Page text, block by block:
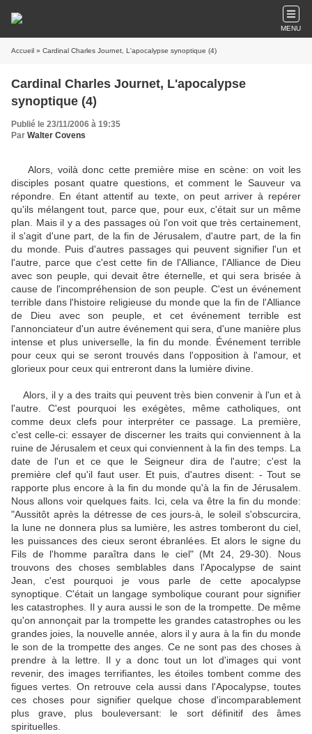
MENU
Accueil » Cardinal Charles Journet, L'apocalypse synoptique (4)
Cardinal Charles Journet, L'apocalypse
synoptique (4)
Publié le 23/11/2006 à 19:35
Par Walter Covens
Alors, voilà donc cette première mise en scène: on voit les
disciples posant quatre questions, et comment le Sauveur va
répondre. En étant attentif au texte, on peut arriver à repérer
qu'ils mélangent tout, parce que, pour eux, c'était sur un même
plan. Mais il y a des passages où l'on voit que très certainement,
il s'agit d'une part, de la fin de Jérusalem, d'autre part, de la fin
du monde. Puis d'autres passages qui peuvent signifier l'un et
l'autre, parce que c'est cette fin de l'Alliance, l'Alliance de Dieu
avec son peuple, qui devait être éternelle, et qui sera brisée à
cause de l'incompréhension de son peuple. C'est un événement
terrible dans l'histoire religieuse du monde que la fin de l'Alliance
de Dieu avec son peuple, et cet événement terrible est
l'annonciateur d'un autre événement qui sera, d'une manière plus
intense et plus universelle, la fin du monde. Événement terrible
pour ceux qui se seront trouvés dans l'opposition à l'amour, et
glorieux pour ceux qui entreront dans la lumière divine.
Alors, il y a des traits qui peuvent très bien convenir à l'un et à
l'autre. C'est pourquoi les exégètes, même catholiques, ont
comme deux clefs pour interpréter ce passage. La première,
c'est celle-ci: essayer de discerner les traits qui conviennent à la
ruine de Jérusalem et ceux qui conviennent à la fin des temps. La
date de l'un et ce que le Seigneur dira de l'autre; c'est la
première clef qu'il faut user. Et puis, d'autres disent: - Tout se
rapporte plus encore à la fin du monde qu'à la fin de Jérusalem.
Nous allons voir quelques faits. Ici, cela va être la fin du monde:
"Aussitôt après la détresse de ces jours-à, le soleil s'obscurcira,
la lune ne donnera plus sa lumière, les astres tomberont du ciel,
les puissances des cieux seront ébranlées. Et alors le signe du
Fils de l'homme paraîtra dans le ciel" (Mt 24, 29-30). Nous
trouvons des choses semblables dans l'Apocalypse de saint
Jean, c'est pourquoi je vous parle de cette apocalypse
synoptique. C'était un langage symbolique courant pour signifier
les catastrophes. Il y aura aussi le son de la trompette. De même
qu'on annonçait par la trompette les grandes catastrophes ou les
grandes joies, la nouvelle année, alors il y aura à la fin du monde
le son de la trompette des anges. Ce ne sont pas des choses à
prendre à la lettre. Il y a donc tout un lot d'images qui vont
revenir, des images terrifiantes, les étoiles tombent comme des
figues vertes. On retrouve cela aussi dans l'Apocalypse, toutes
ces choses pour signifier quelque chose d'incomparablement
plus grave, plus bouleversant: le sort définitif des âmes
spirituelles.